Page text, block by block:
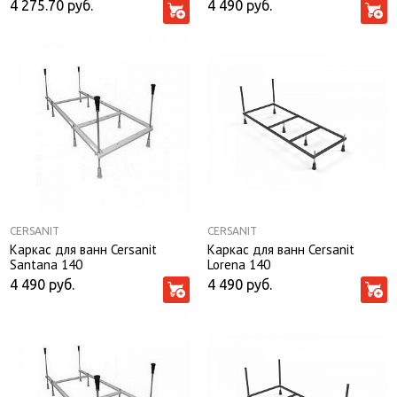
4 275.70 руб. 4 490 руб.
CERSANIT
Каркас для ванн Cersanit
Santana 140
4 490 руб.
CERSANIT
Каркас для ванн Cersanit
Lorena 140
4 490 руб.